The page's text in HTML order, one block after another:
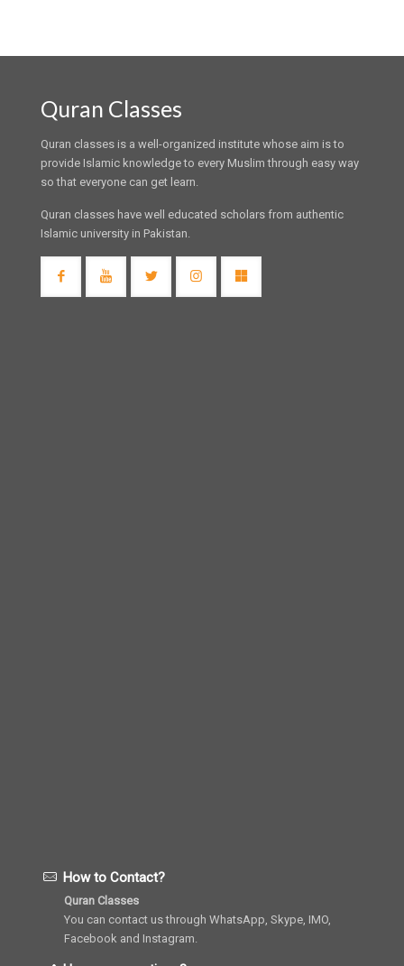
Quran Classes
Quran classes is a well-organized institute whose aim is to
provide Islamic knowledge to every Muslim through easy way
so that everyone can get learn.
Quran classes have well educated scholars from authentic
Islamic university in Pakistan.
How to Contact?
Quran Classes
You can contact us through WhatsApp, Skype, IMO,
Facebook and Instagram.